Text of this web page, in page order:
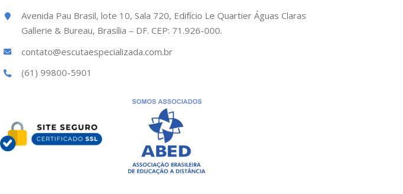
Avenida Pau Brasil, lote 10, Sala 720, Edifício Le Quartier Águas Claras
Gallerie & Bureau, Brasília – DF. CEP: 71.926-000.
contato@escutaespecializada.com.br
(61) 99800-5901